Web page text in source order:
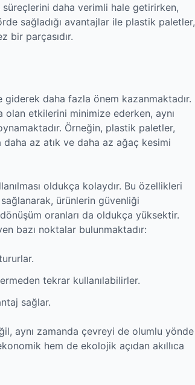
daha verimli hale getirirken,
sağladığı avantajlar ile plastik paletler,
bir parçasıdır.
daha fazla önem kazanmaktadır.
etkilerini minimize ederken, aynı
Örneğin, plastik paletler,
az atık ve daha az ağaç kesimi
oldukça kolaydır. Bu özellikleri
ürünlerin güvenliği
oranları da oldukça yüksektir.
bazı noktalar bulunmaktadır:
tekrar kullanılabilirler.
sağlar.
aynı zamanda çevreyi de olumlu yönde
hem de ekolojik açıdan akıllıca